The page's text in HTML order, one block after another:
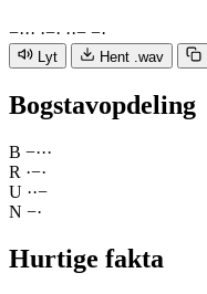
−··· ·−· ··− −·
Lyt Hent .wav
Bogstavopdeling
B −···
R ·−·
U ··−
N −·
Hurtige fakta